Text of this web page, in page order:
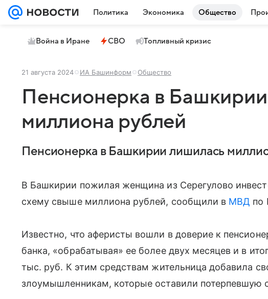
Политика Экономика Общество
Война в Иране СВО Топливный кризис
21 августа 2024 ИА Башинформ Общество
Пенсионерка в
миллиона рублей
Пенсионерка в Башкирии лишилась
В Башкирии пожилая женщина из Серегулово
схему свыше миллиона рублей, сообщили в МВД по
Известно, что аферисты вошли в доверие к
банка, «обрабатывая» ее более двух месяцев и в
тыс. руб. К этим средствам жительница добавила
злоумышленникам, которые оставили потерпевшую